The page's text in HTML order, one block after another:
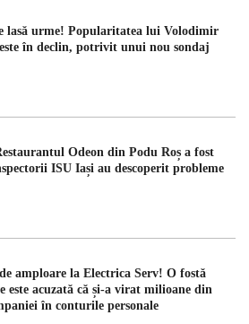
lasă urme! Popularitatea lui Volodimir
în declin, potrivit unui nou sondaj
Odeon din Podu Roș a fost
ISU Iași au descoperit probleme
amploare la Electrica Serv! O fostă
este acuzată că și-a virat milioane din
în conturile personale